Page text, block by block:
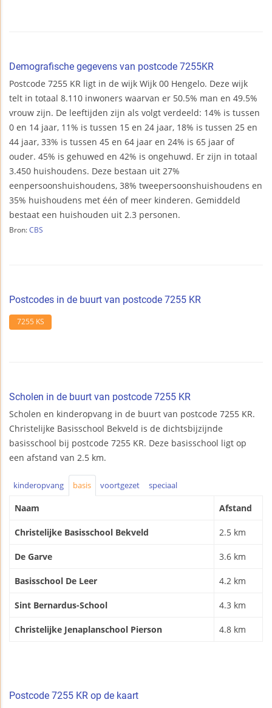
Demografische gegevens van postcode 7255KR
Postcode 7255 KR ligt in de wijk Wijk 00 Hengelo. Deze wijk
telt in totaal 8.110 inwoners waarvan er 50.5% man en 49.5%
vrouw zijn. De leeftijden zijn als volgt verdeeld: 14% is tussen
0 en 14 jaar, 11% is tussen 15 en 24 jaar, 18% is tussen 25 en
44 jaar, 33% is tussen 45 en 64 jaar en 24% is 65 jaar of
ouder. 45% is gehuwed en 42% is ongehuwd. Er zijn in totaal
3.450 huishoudens. Deze bestaan uit 27%
eenpersoonshuishoudens, 38% tweepersoonshuishoudens en
35% huishoudens met één of meer kinderen. Gemiddeld
bestaat een huishouden uit 2.3 personen.
Bron: CBS
Postcodes in de buurt van postcode 7255 KR
7255 KS
Scholen in de buurt van postcode 7255 KR
Scholen en kinderopvang in de buurt van postcode 7255 KR.
Christelijke Basisschool Bekveld is de dichtsbijzijnde
basisschool bij postcode 7255 KR. Deze basisschool ligt op
een afstand van 2.5 km.
kinderopvang basis voortgezet speciaal
Naam Afstand
Christelijke Basisschool Bekveld 2.5 km
De Garve 3.6 km
Basisschool De Leer 4.2 km
Sint Bernardus-School 4.3 km
Christelijke Jenaplanschool Pierson 4.8 km
Postcode 7255 KR op de kaart